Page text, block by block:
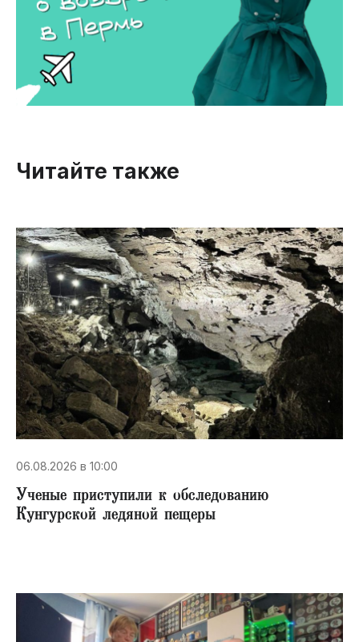
Читайте также
06.08.2026 в 10:00
Ученые приступили к обследованию
Кунгурской ледяной пещеры